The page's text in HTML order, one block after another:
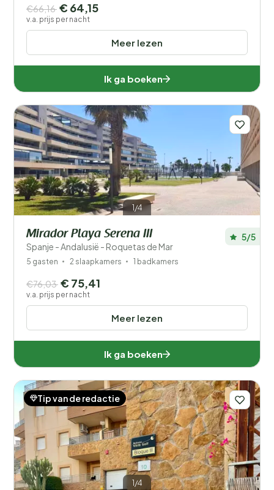
Meer lezen
€66,16 € 64,15
v.a. prijs per nacht
Ik ga boeken
1/4
Mirador Playa Serena III
Spanje - Andalusië - Roquetas de Mar
5/5
5 gasten 2 slaapkamers 1 badkamers
Meer lezen
€76,03 € 75,41
v.a. prijs per nacht
Ik ga boeken
1/4
Tip van de redactie